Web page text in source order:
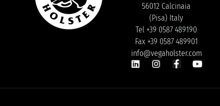
56012 Calcinaia
(Pisa) Italy
Tel +39 0587 489190
Fax +39 0587 489901
info@vegaholster.com